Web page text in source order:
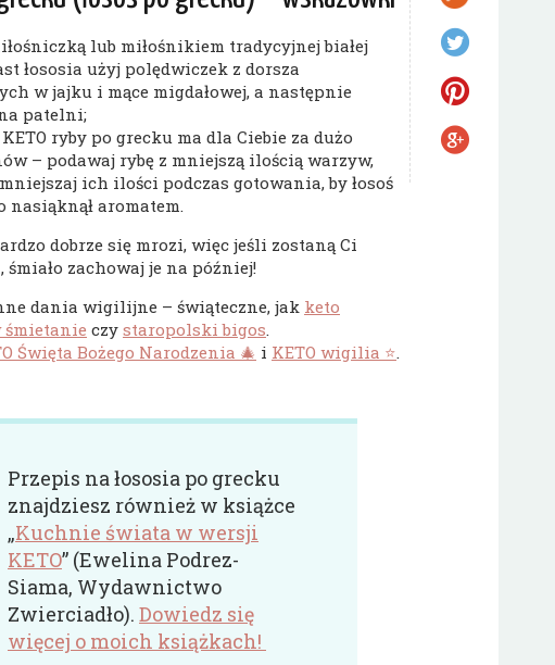
lub miłośnikiem tradycyjnej białej
łososia użyj polędwiczek z dorsza
w jajku i mące migdałowej, a następnie
patelni;
ryby po grecku ma dla Ciebie za dużo
– podawaj rybę z mniejszą ilością warzyw,
ich ilości podczas gotowania, by łosoś
nasiąknął aromatem.
dobrze się mrozi, więc jeśli zostaną Ci
zachowaj je na później!
dania wigilijne – świąteczne, jak keto
śmietanie czy staropolski bigos.
Święta Bożego Narodzenia 🎄 i KETO wigilia ⭐️.
Przepis na łososia po grecku
znajdziesz również w książce
„Kuchnie świata w wersji
KETO” (Ewelina Podrez-
Siama, Wydawnictwo
Zwierciadło). Dowiedz się
więcej o moich książkach!